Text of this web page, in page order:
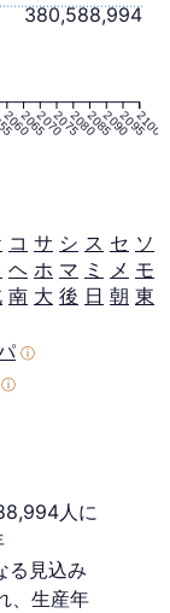
206020652070207520802085209020952100
380,588,994
コ サ シ ス セ ソ
ヘ ホ マ ミ メ モ
南 大 後 日 朝 東
ⓘ
ⓘ
人に
る見込み
、生産年